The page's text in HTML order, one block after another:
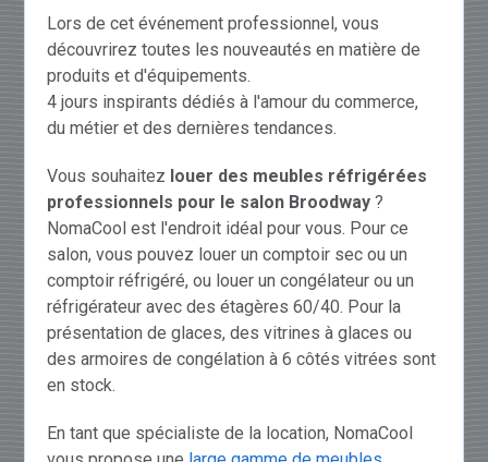
Lors de cet événement professionnel, vous
découvrirez toutes les nouveautés en matière de
produits et d'équipements.
4 jours inspirants dédiés à l'amour du commerce,
du métier et des dernières tendances.
Vous souhaitez louer des meubles réfrigérées
professionnels pour le salon Broodway ?
NomaCool est l'endroit idéal pour vous. Pour ce
salon, vous pouvez louer un comptoir sec ou un
comptoir réfrigéré, ou louer un congélateur ou un
réfrigérateur avec des étagères 60/40. Pour la
présentation de glaces, des vitrines à glaces ou
des armoires de congélation à 6 côtés vitrées sont
en stock.
En tant que spécialiste de la location, NomaCool